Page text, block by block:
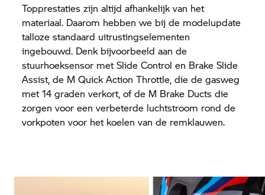
Topprestaties zijn altijd afhankelijk van het
materiaal. Daarom hebben we bij de modelupdate
talloze standaard uitrustingselementen
ingebouwd. Denk bijvoorbeeld aan de
stuurhoeksensor met Slide Control en Brake Slide
Assist, de M Quick Action Throttle, die de gasweg
met 14 graden verkort, of de M Brake Ducts die
zorgen voor een verbeterde luchtstroom rond de
vorkpoten voor het koelen van de remklauwen.